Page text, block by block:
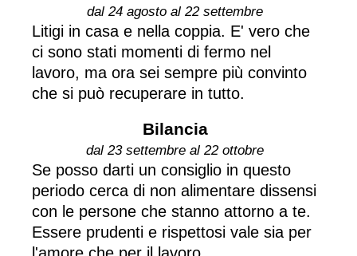
dal 24 agosto al 22 settembre
Litigi in casa e nella coppia. E' vero che
ci sono stati momenti di fermo nel
lavoro, ma ora sei sempre più convinto
che si può recuperare in tutto.
Bilancia
dal 23 settembre al 22 ottobre
Se posso darti un consiglio in questo
periodo cerca di non alimentare dissensi
con le persone che stanno attorno a te.
Essere prudenti e rispettosi vale sia per